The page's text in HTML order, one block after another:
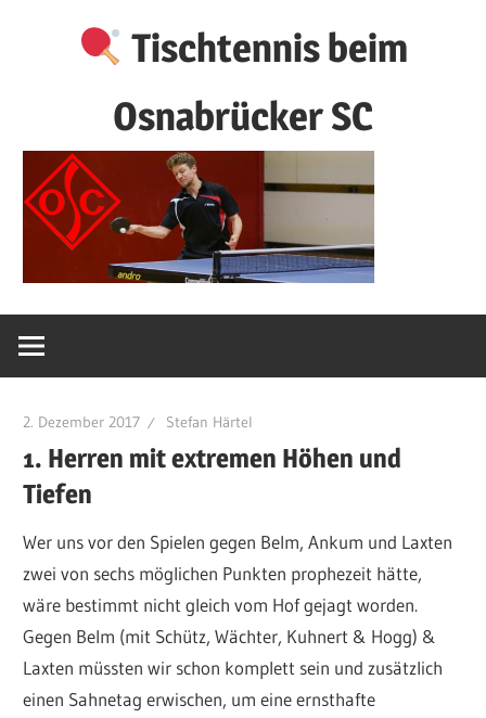
Tischtennis beim
Osnabrücker SC
2. Dezember 2017 Stefan Härtel
1. Herren mit extremen Höhen und
Tiefen
Wer uns vor den Spielen gegen Belm, Ankum und Laxten
zwei von sechs möglichen Punkten prophezeit hätte,
wäre bestimmt nicht gleich vom Hof gejagt worden.
Gegen Belm (mit Schütz, Wächter, Kuhnert & Hogg) &
Laxten müssten wir schon komplett sein und zusätzlich
einen Sahnetag erwischen, um eine ernsthafte